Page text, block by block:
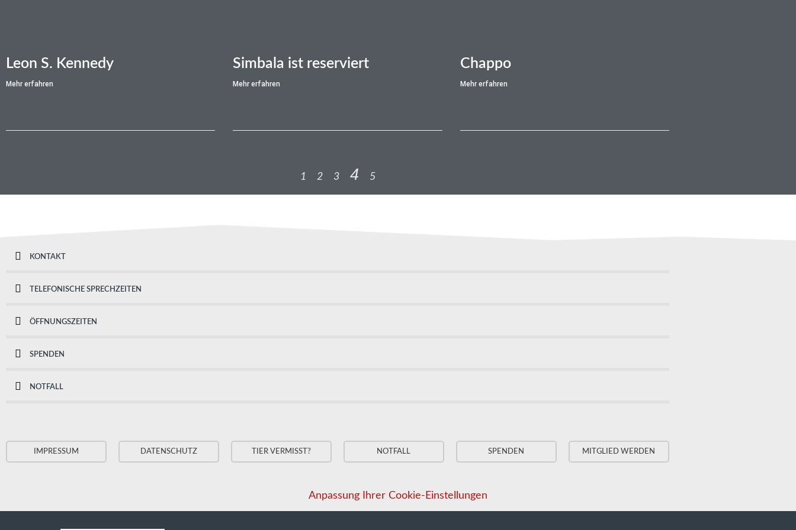
Leon S. Kennedy
Mehr erfahren
Simbala ist reserviert
Mehr erfahren
Chappo
Mehr erfahren
1 2 3 4 5
KONTAKT
TELEFONISCHE SPRECHZEITEN
ÖFFNUNGSZEITEN
SPENDEN
NOTFALL
IMPRESSUM DATENSCHUTZ TIER VERMISST? NOTFALL SPENDEN MITGLIED WERDEN
Anpassung Ihrer Cookie-Einstellungen